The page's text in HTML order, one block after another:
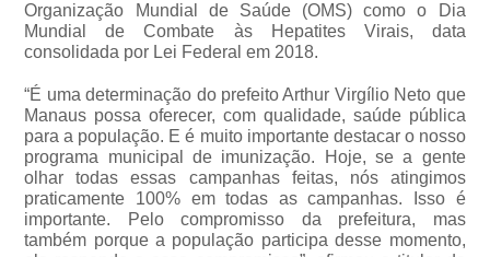
Organização Mundial de Saúde (OMS) como o Dia
Mundial de Combate às Hepatites Virais, data
consolidada por Lei Federal em 2018.
“É uma determinação do prefeito Arthur Virgílio Neto que
Manaus possa oferecer, com qualidade, saúde pública
para a população. E é muito importante destacar o nosso
programa municipal de imunização. Hoje, se a gente
olhar todas essas campanhas feitas, nós atingimos
praticamente 100% em todas as campanhas. Isso é
importante. Pelo compromisso da prefeitura, mas
também porque a população participa desse momento,